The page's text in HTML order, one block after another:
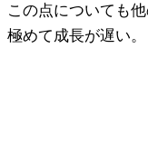
この点についても
極めて成長が遅い。